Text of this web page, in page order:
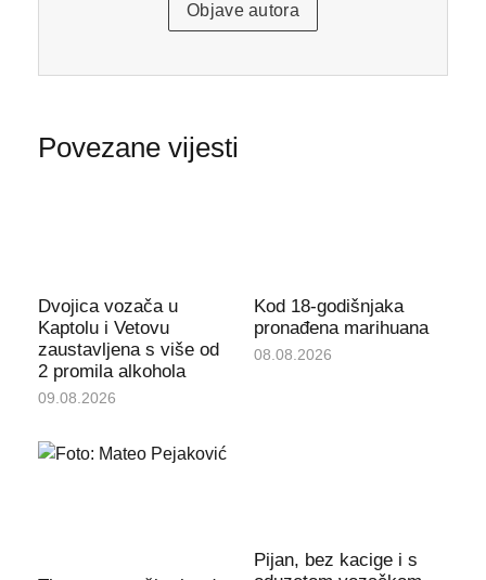
Objave autora
Povezane vijesti
Dvojica vozača u
Kaptolu i Vetovu
zaustavljena s više od
2 promila alkohola
09.08.2026
Kod 18-godišnjaka
pronađena marihuana
08.08.2026
Pijan, bez kacige i s